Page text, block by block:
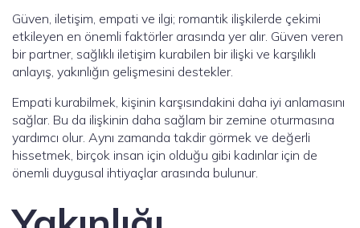
Güven, iletişim, empati ve ilgi; romantik ilişkilerde çekimi
etkileyen en önemli faktörler arasında yer alır. Güven veren
bir partner, sağlıklı iletişim kurabilen bir ilişki ve karşılıklı
anlayış, yakınlığın gelişmesini destekler.
Empati kurabilmek, kişinin karşısındakini daha iyi anlamasını
sağlar. Bu da ilişkinin daha sağlam bir zemine oturmasına
yardımcı olur. Aynı zamanda takdir görmek ve değerli
hissetmek, birçok insan için olduğu gibi kadınlar için de
önemli duygusal ihtiyaçlar arasında bulunur.